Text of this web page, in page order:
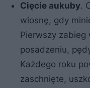
Cięcie aukuby.
wiosnę, gdy
Pierwszy zabieg
posadzeniu,
Każdego roku
zaschnięte,